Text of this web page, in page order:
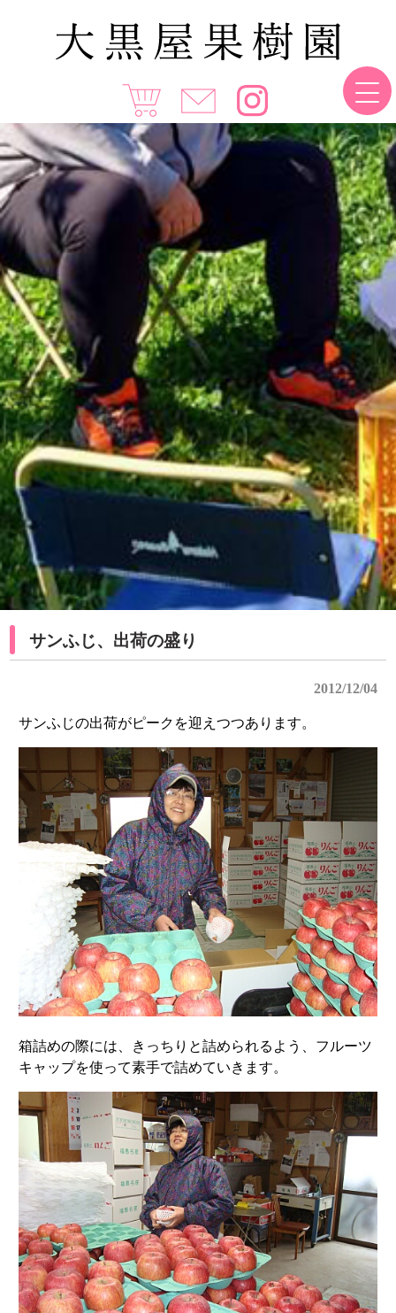
サンふじ、出荷の盛り
2012/12/04
サンふじの出荷がピークを迎えつつあります。
箱詰めの際には、きっちりと詰められるよう、フルーツ
キャップを使って素手で詰めていきます。